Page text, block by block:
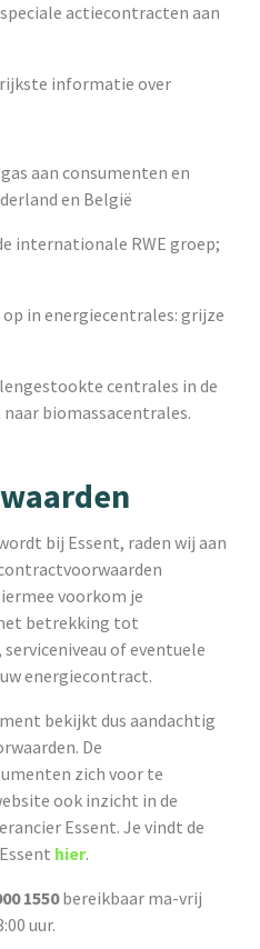
actiecontracten aan
informatie over
aan consumenten en
en België
internationale RWE groep;
in energiecentrales: grijze
centrales in de
biomassacentrales.
bij Essent, raden wij aan
voorkom je
betrekking tot
of eventuele
energiecontract.
bekijkt dus aandachtig
De
zich voor te
ook inzicht in de
Essent. Je vindt de
hier.
1550bereikbaar ma-vrij
uur.